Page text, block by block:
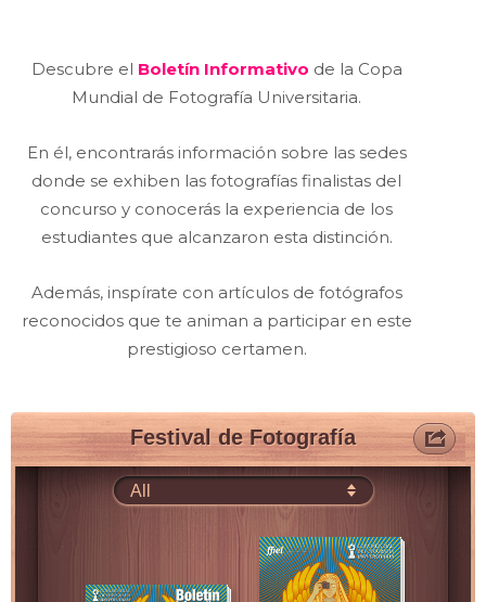
Descubre el Boletín Informativo de la Copa
Mundial de Fotografía Universitaria.
En él, encontrarás información sobre las sedes
donde se exhiben las fotografías finalistas del
concurso y conocerás la experiencia de los
estudiantes que alcanzaron esta distinción.
Además, inspírate con artículos de fotógrafos
reconocidos que te animan a participar en este
prestigioso certamen.